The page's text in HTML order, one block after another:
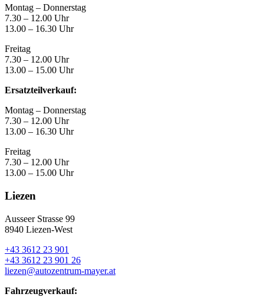
Montag – Donnerstag
7.30 – 12.00 Uhr
13.00 – 16.30 Uhr
Freitag
7.30 – 12.00 Uhr
13.00 – 15.00 Uhr
Ersatzteilverkauf:
Montag – Donnerstag
7.30 – 12.00 Uhr
13.00 – 16.30 Uhr
Freitag
7.30 – 12.00 Uhr
13.00 – 15.00 Uhr
Liezen
Ausseer Strasse 99
8940 Liezen-West
+43 3612 23 901
+43 3612 23 901 26
liezen@autozentrum-mayer.at
Fahrzeugverkauf: